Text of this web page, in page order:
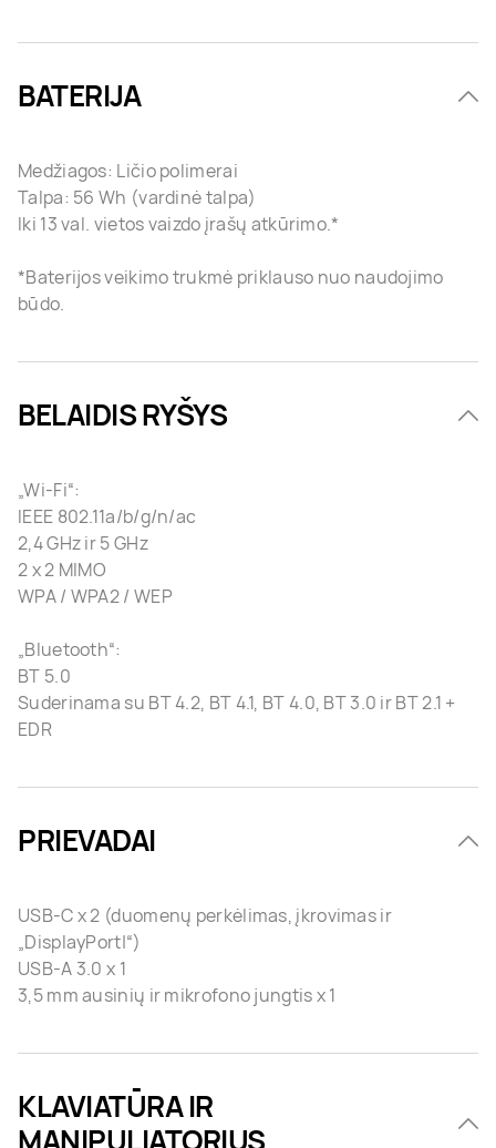
BATERIJA
Medžiagos: Ličio polimerai
Talpa: 56 Wh (vardinė talpa)
Iki 13 val. vietos vaizdo įrašų atkūrimo.*
*Baterijos veikimo trukmė priklauso nuo naudojimo
būdo.
BELAIDIS RYŠYS
„Wi-Fi“:
IEEE 802.11a/b/g/n/ac
2,4 GHz ir 5 GHz
2 x 2 MIMO
WPA / WPA2 / WEP
„Bluetooth“:
BT 5.0
Suderinama su BT 4.2, BT 4.1, BT 4.0, BT 3.0 ir BT 2.1 +
EDR
PRIEVADAI
USB-C x 2 (duomenų perkėlimas, įkrovimas ir
„DisplayPort|“)
USB-A 3.0 x 1
3,5 mm ausinių ir mikrofono jungtis x 1
KLAVIATŪRA IR